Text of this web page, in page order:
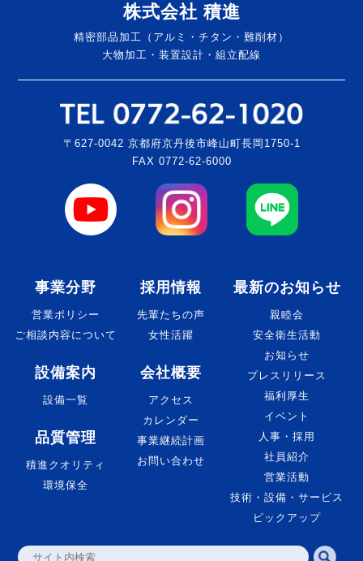
株式会社 積進
精密部品加工（アルミ・チタン・難削材）
大物加工・装置設計・組立配線
〒627-0042 京都府京丹後市峰山町長岡1750-1
FAX 0772-62-6000
事業分野
営業ポリシー
ご相談内容について
設備案内
設備一覧
品質管理
積進クオリティ
環境保全
採用情報
先輩たちの声
女性活躍
会社概要
アクセス
カレンダー
事業継続計画
お問い合わせ
最新のお知らせ
親睦会
安全衛生活動
お知らせ
プレスリリース
福利厚生
イベント
人事・採用
社員紹介
営業活動
技術・設備・サービス
ピックアップ